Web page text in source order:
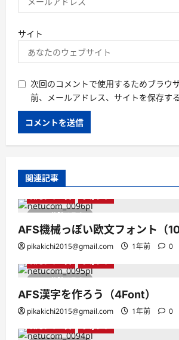
サイト
次回のコメントで使用するためブラウ
前、メールアドレス、サイトを保存する
関連記事
1 分読み取り
AFSシリーズ フォント
AFS機械っぽい欧文フォント（
pikakichi2015@gmail.com 1年前 0
1 分読み取り
AFSシリーズ フォント
AFS漢字を作ろう（4Font）
pikakichi2015@gmail.com 1年前 0
AFSシリーズ フォント